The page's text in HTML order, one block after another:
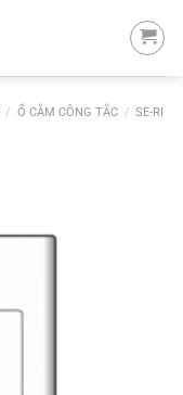
/ Ổ CẮM CÔNG TẮC / SE-RI